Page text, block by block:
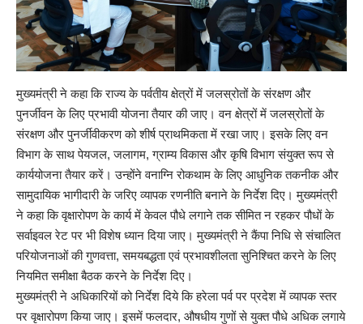
मुख्यमंत्री ने कहा कि राज्य के पर्वतीय क्षेत्रों में जलस्रोतों के संरक्षण और
पुनर्जीवन के लिए प्रभावी योजना तैयार की जाए। वन क्षेत्रों में जलस्रोतों के
संरक्षण और पुनर्जीवीकरण को शीर्ष प्राथमिकता में रखा जाए। इसके लिए वन
विभाग के साथ पेयजल, जलागम, ग्राम्य विकास और कृषि विभाग संयुक्त रूप से
कार्ययोजना तैयार करें। उन्होंने वनाग्नि रोकथाम के लिए आधुनिक तकनीक और
सामुदायिक भागीदारी के जरिए व्यापक रणनीति बनाने के निर्देश दिए। मुख्यमंत्री
ने कहा कि वृक्षारोपण के कार्य में केवल पौधे लगाने तक सीमित न रहकर पौधों के
सर्वाइवल रेट पर भी विशेष ध्यान दिया जाए। मुख्यमंत्री ने कैंपा निधि से संचालित
परियोजनाओं की गुणवत्ता, समयबद्धता एवं प्रभावशीलता सुनिश्चित करने के लिए
नियमित समीक्षा बैठक करने के निर्देश दिए।
मुख्यमंत्री ने अधिकारियों को निर्देश दिये कि हरेला पर्व पर प्रदेश में व्यापक स्तर
पर वृक्षारोपण किया जाए। इसमें फलदार, औषधीय गुणों से युक्त पौधे अधिक लगाये